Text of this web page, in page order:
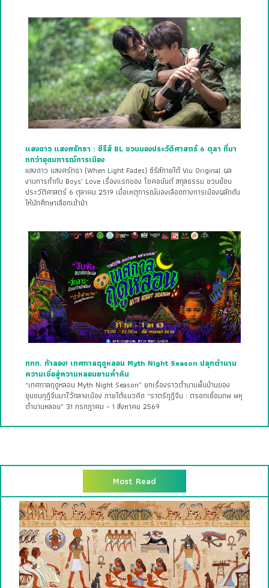
แสงดาว แสงศรัทธา : ซีรีส์ BL ชวนมองประวัติศาสตร์ 6 ตุลา ที่มา
กกว่าอุดมการณ์การเมือง
แสงดาว แสงศรัทธา (When Light Fades) ซีรีส์ภายใต้ Viu Original ผล
งานการกำกับ Boys’ Love เรื่องแรกของ โชคอนันต์ สกุลธรรม ชวนย้อน
ประวัติศาสตร์ 6 ตุลาคม 2519 เมื่อเหตุการณ์นองเลือดทางการเมืองผลักดัน
ให้นักศึกษาเลือกเข้าป่า
ททท. ท้าลอง! เทศกาลฤดูหลอน Myth Night Season ปลุกตำนาน
ความเชื่อสู่ความหลอนยามค่ำคืน
“เทศกาลฤดูหลอน Myth Night Season” ยกเรื่องราวตำนานพื้นบ้านของ
ชุมชนกุฎีจีนมาไว้กลางเมือง ภายใต้แนวคิด “ราตรีกุฎีจีน : ตรอกเชื่อมภพ พหุ
ตำนานหลอน” 31 กรกฎาคม – 1 สิงหาคม 2569
Most Read